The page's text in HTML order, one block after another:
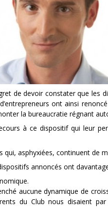
de devoir constater que les
ont ainsi
la bureaucratie régnant
à ce dispositif qui leur
qui, asphyxiées, continuent
annoncés ont
aucune dynamique de
du Club nous disaient